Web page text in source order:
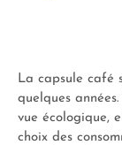
La capsule café
quelques
vue écologique,
choix des